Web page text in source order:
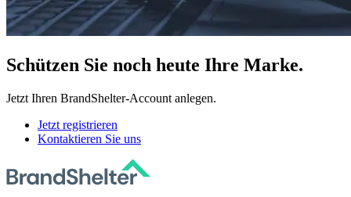
Schützen Sie noch heute Ihre Marke.
Jetzt Ihren BrandShelter-Account anlegen.
Jetzt registrieren
Kontaktieren Sie uns